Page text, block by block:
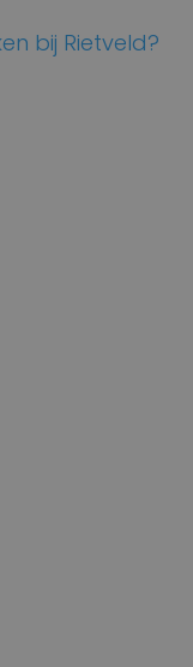
bij Rietveld?